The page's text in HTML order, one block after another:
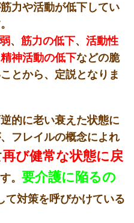
力や活動が低下してい
、 筋力の低下、 活動性
精神活動の低下などの脆
とから、定説となりま
的に老い衰えた状態に
フレイルの概念によれ
再び健常な状態に戻
。 要介護に陥るの
て対策を呼びかけている